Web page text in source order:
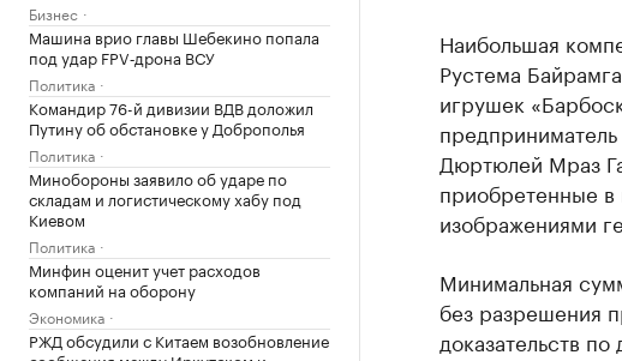
Бизнес
Машина врио главы Шебекино попала
под удар FPV‑дрона ВСУ
Политика
Командир 76-й дивизии ВДВ доложил
Путину об обстановке у Доброполья
Политика
Минобороны заявило об ударе по
складам и логистическому хабу под
Киевом
Политика
Минфин оценит учет расходов
компаний на оборону
Экономика
РЖД обсудили с Китаем возобновление
Наибольшая
Рустема
игрушек
Дюртюлей Мраз
приобретенные в
изображениями
Минимальная
без разрешения
доказательств